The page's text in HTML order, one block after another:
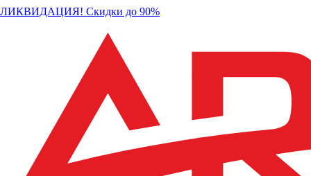
ЛИКВИДАЦИЯ! Скидки до 90%